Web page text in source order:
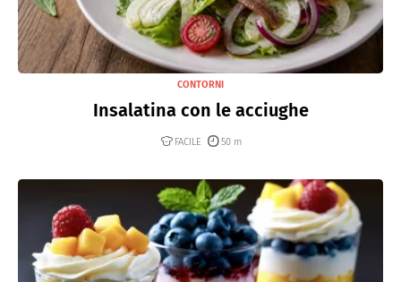
CONTORNI
Insalatina con le acciughe
FACILE 50 m